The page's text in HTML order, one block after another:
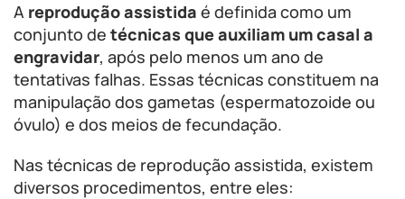
A reprodução assistida é definida como um
conjunto de técnicas que auxiliam um casal a
engravidar, após pelo menos um ano de
tentativas falhas. Essas técnicas constituem na
manipulação dos gametas (espermatozoide ou
óvulo) e dos meios de fecundação.
Nas técnicas de reprodução assistida, existem
diversos procedimentos, entre eles: